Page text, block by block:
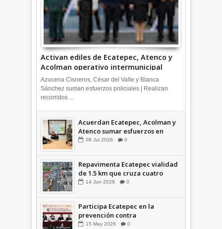
Activan ediles de Ecatepec, Atenco y
Acolman operativo intermunicipal
Azucena Cisneros, César del Valle y Blanca
Sánchez suman esfuerzos policiales | Realizan
recorridos ...
Acuerdan Ecatepec, Acolman y
Atenco sumar esfuerzos en
seguridad
08 Jul 2026 0
Repavimenta Ecatepec vialidad
de 1.5 km que cruza cuatro
comunidades +Video
14 Jun 2026 0
Participa Ecatepec en la
prevención contra
inundaciones en el Valle de
15 May 2026 0